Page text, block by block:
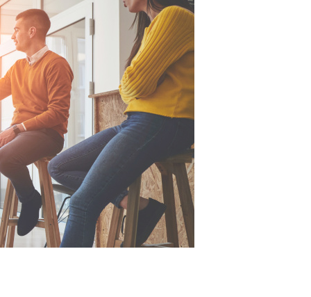
職種について
研修について
よくあるご質問